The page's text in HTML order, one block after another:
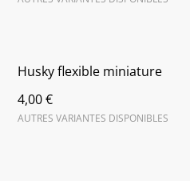
Husky flexible miniature
4,00 €
AUTRES VARIANTES DISPONIBLES